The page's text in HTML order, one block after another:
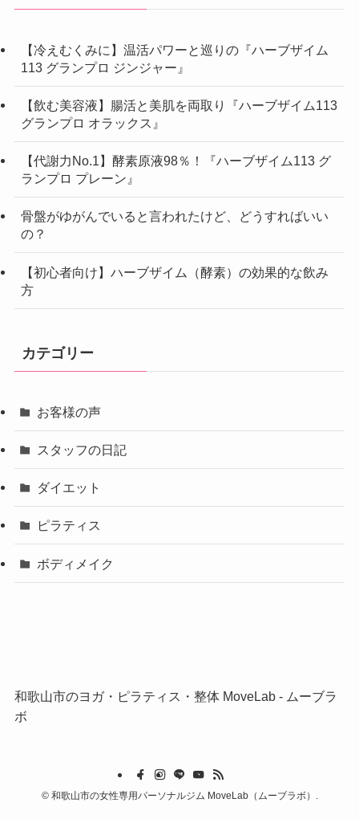
【冷えむくみに】温活パワーと巡りの『ハーブザイム
113 グランプロ ジンジャー』
【飲む美容液】腸活と美肌を両取り『ハーブザイム113
グランプロ オラックス』
【代謝力No.1】酵素原液98％！『ハーブザイム113 グ
ランプロ プレーン』
骨盤がゆがんでいると言われたけど、どうすればいい
の？
【初心者向け】ハーブザイム（酵素）の効果的な飲み
方
カテゴリー
お客様の声
スタッフの日記
ダイエット
ピラティス
ボディメイク
和歌山市のヨガ・ピラティス・整体 MoveLab ‐ ムーブラ
ボ
©和歌山市の女性専用パーソナルジム MoveLab（ムーブラボ）.